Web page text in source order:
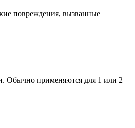
повреждения, вызванные
Обычно применяются для 1 или 2